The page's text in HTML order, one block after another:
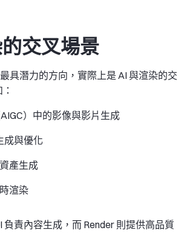
交叉場景
具潛力的方向，實際上是 AI 與渲染的交
）中的影像與影片生成
成與優化
產生成
渲染
負責內容生成，而 Render 則提供高品質